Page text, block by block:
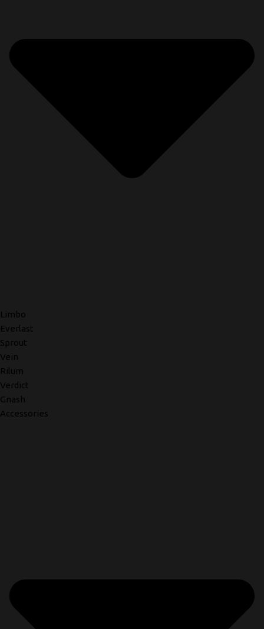
Limbo
Everlast
Sprout
Vein
Rilum
Verdict
Gnash
Accessories